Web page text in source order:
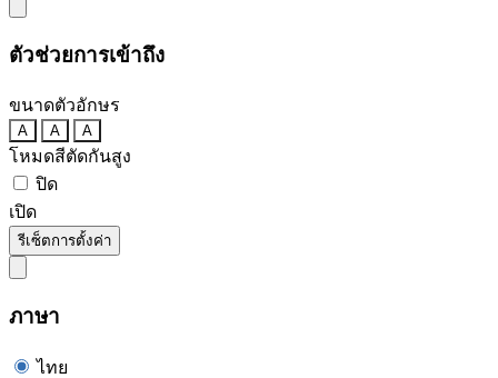
ตัวช่วยการเข้าถึง
ขนาดตัวอักษร
A A A
โหมดสีตัดกันสูง
ปิด
เปิด
รีเซ็ตการตั้งค่า
ภาษา
ไทย